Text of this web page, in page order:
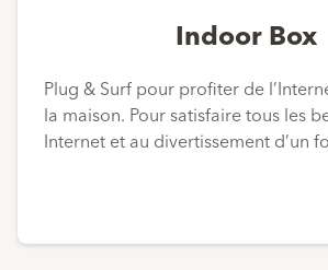
Indoor Box
Plug & Surf pour profiter de
la maison. Pour satisfaire tous les
Internet et au divertissement d’un